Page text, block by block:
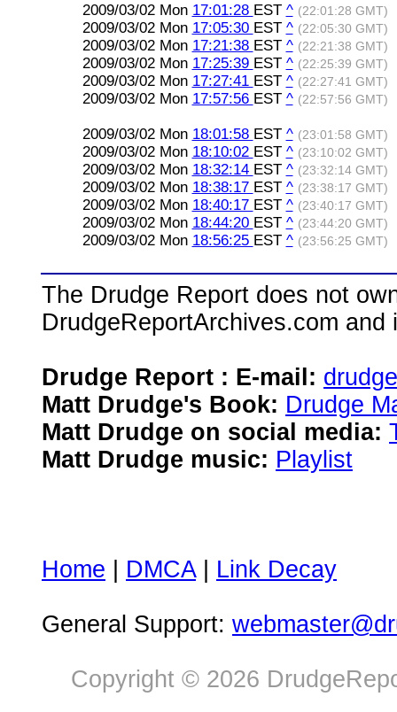
2009/03/02 Mon 17:01:28 EST ^ (22:01:28 GMT)
2009/03/02 Mon 17:05:30 EST ^ (22:05:30 GMT)
2009/03/02 Mon 17:21:38 EST ^ (22:21:38 GMT)
2009/03/02 Mon 17:25:39 EST ^ (22:25:39 GMT)
2009/03/02 Mon 17:27:41 EST ^ (22:27:41 GMT)
2009/03/02 Mon 17:57:56 EST ^ (22:57:56 GMT)
2009/03/02 Mon 18:01:58 EST ^ (23:01:58 GMT)
2009/03/02 Mon 18:10:02 EST ^ (23:10:02 GMT)
2009/03/02 Mon 18:32:14 EST ^ (23:32:14 GMT)
2009/03/02 Mon 18:38:17 EST ^ (23:38:17 GMT)
2009/03/02 Mon 18:40:17 EST ^ (23:40:17 GMT)
2009/03/02 Mon 18:44:20 EST ^ (23:44:20 GMT)
2009/03/02 Mon 18:56:25 EST ^ (23:56:25 GMT)
The Drudge Report does not
DrudgeReportArchives.com
Drudge Report : E-mail:
Matt Drudge's Book: Drudge
Matt Drudge on social media:
Matt Drudge music: Playlist
Home DMCA| Link Decay
General Support:
Copyright © 2026